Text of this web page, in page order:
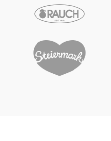
Glossar